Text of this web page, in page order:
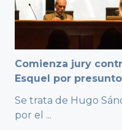
Comienza jury
Esquel por
Se trata de Hugo
por el ...